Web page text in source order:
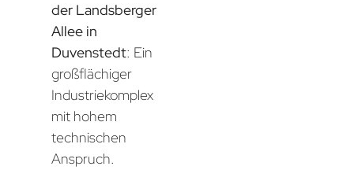
der Landsberger
Allee in
Duvenstedt: Ein
großflächiger
Industriekomplex
mit hohem
technischen
Anspruch.